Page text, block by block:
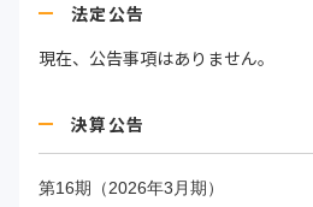
法定公告
現在、公告事項はありません。
決算公告
第16期（2026年3月期）